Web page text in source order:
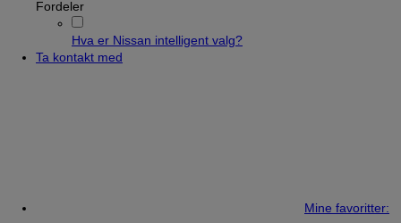
Fordeler
Hva er Nissan intelligent valg?
Ta kontakt med
Mine favoritter: